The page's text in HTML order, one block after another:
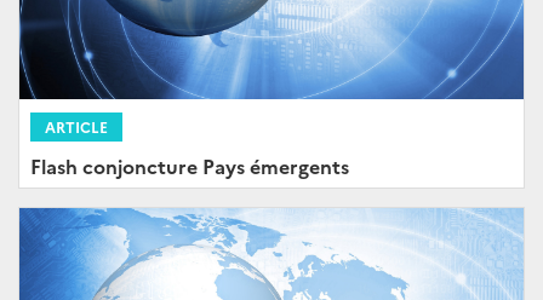
ARTICLE
Flash conjoncture Pays émergents